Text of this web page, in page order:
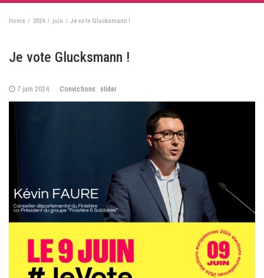
Home 2024 juin Je vote Glucksmann !
Je vote Glucksmann !
7 juin 2024 Convictions slider